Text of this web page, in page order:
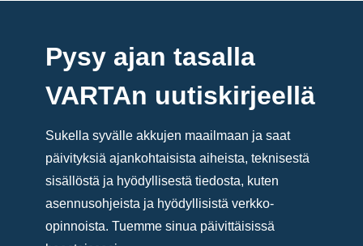
Pysy ajan tasalla
VARTAn uutiskirjeellä
Sukella syvälle akkujen maailmaan ja saat
päivityksiä ajankohtaisista aiheista, teknisestä
sisällöstä ja hyödyllisestä tiedosta, kuten
asennusohjeista ja hyödyllisistä verkko-
opinnoista. Tuemme sinua päivittäisissä